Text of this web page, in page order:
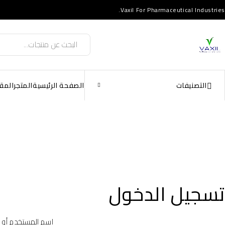
Vaxil For Pharmaceutical Industries.
التصنيفات الصفحة الرئيسيةالمتجر
تسجيل الدخول
اسم المستخدم أو